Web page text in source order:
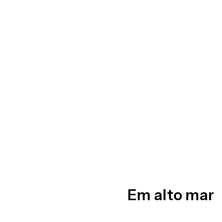
Em alto mar